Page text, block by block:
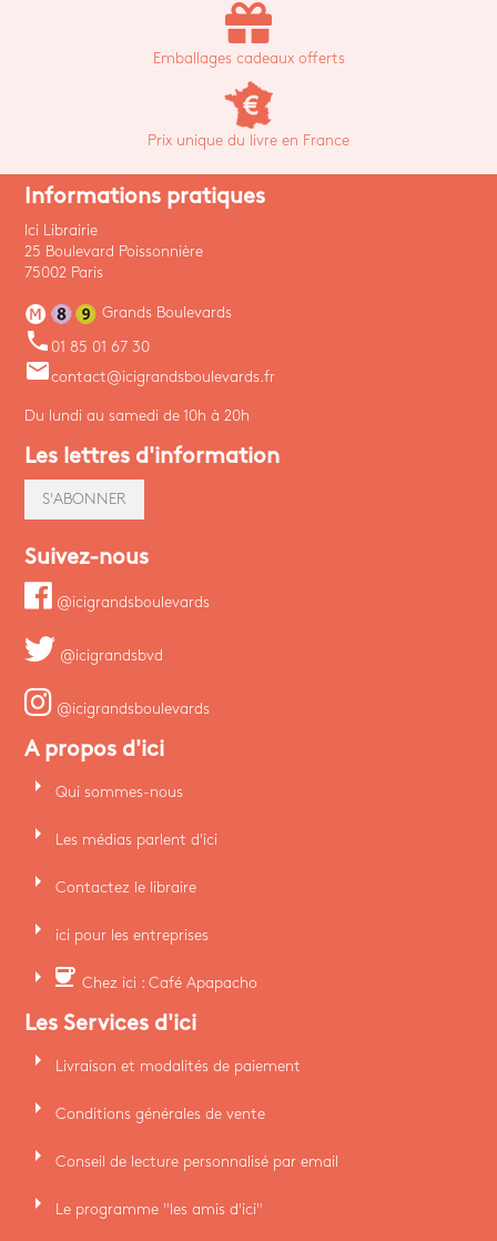
Emballages cadeaux offerts
Prix unique du livre en France
Informations pratiques
Ici Librairie
25 Boulevard Poissonnière
75002 Paris
Grands Boulevards
phone 01 85 01 67 30
emailcontact@icigrandsboulevards.fr
Du lundi au samedi de 10h à 20h
Les lettres d'information
S'ABONNER
Suivez-nous
@icigrandsboulevards
@icigrandsbvd
@icigrandsboulevards
A propos d'ici
arrow_right Qui sommes-nous
arrow_right Les médias parlent d'ici
arrow_right Contactez le libraire
arrow_right ici pour les entreprises
arrow_right coffee Chez ici : Café Apapacho
Les Services d'ici
arrow_right Livraison et modalités de paiement
arrow_right Conditions générales de vente
arrow_right Conseil de lecture personnalisé par email
arrow_right Le programme "les amis d'ici"